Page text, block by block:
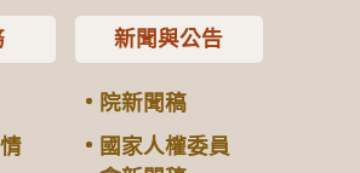
新聞與公告
院新聞稿
國家人權委員